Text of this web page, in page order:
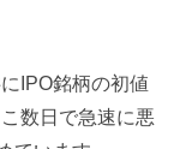
IPO銘柄の初値
数日で急速に悪